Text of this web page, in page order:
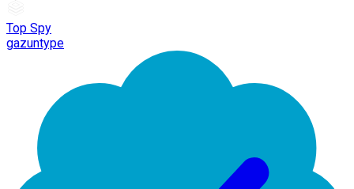
Top Spy
gazuntype